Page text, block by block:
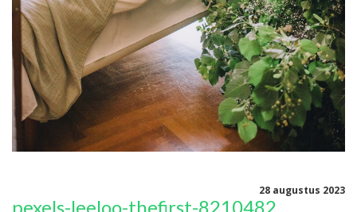
28 augustus 2023
pexels-leeloo-thefirst-8210482